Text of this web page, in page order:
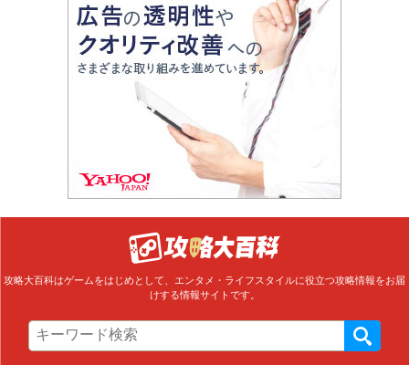
攻略大百科はゲームをはじめとして、エンタメ・ライフスタイルに役立つ攻略情報をお届
けする情報サイトです。